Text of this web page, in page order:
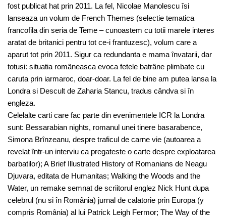
fost publicat hat prin 2011. La fel, Nicolae Manolescu îsi
lanseaza un volum de French Themes (selectie tematica
francofila din seria de Teme – cunoastem cu totii marele interes
aratat de britanici pentru tot ce-i frantuzesc), volum care a
aparut tot prin 2011. Sigur ca redundanta e mama învatarii, dar
totusi: situatia româneasca evoca fetele batrâne plimbate cu
caruta prin iarmaroc, doar-doar. La fel de bine am putea lansa la
Londra si Descult de Zaharia Stancu, tradus cândva si în
engleza.
Celelalte carti care fac parte din evenimentele ICR la Londra
sunt: Bessarabian nights, romanul unei tinere basarabence,
Simona Brînzeanu, despre traficul de carne vie (autoarea a
revelat într-un interviu ca pregateste o carte despre exploatarea
barbatilor); A Brief Illustrated History of Romanians de Neagu
Djuvara, editata de Humanitas; Walking the Woods and the
Water, un remake semnat de scriitorul englez Nick Hunt dupa
celebrul (nu si în România) jurnal de calatorie prin Europa (y
compris România) al lui Patrick Leigh Fermor; The Way of the